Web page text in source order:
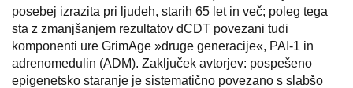
posebej izrazita pri ljudeh, starih 65 let in več; poleg tega
sta z zmanjšanjem rezultatov dCDT povezani tudi
komponenti ure GrimAge »druge generacije«, PAI-1 in
adrenomedulin (ADM). Zaključek avtorjev: pospešeno
epigenetsko staranje je sistematično povezano s slabšo